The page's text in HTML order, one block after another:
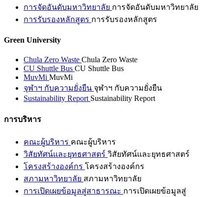
การจัดอันดับมหาวิทยาลัย การจัดอันดับมหาวิทยาลัย
การรับรองหลักสูตร การรับรองหลักสูตร
Green University
Chula Zero Waste Chula Zero Waste
CU Shuttle Bus CU Shuttle Bus
MuvMi MuvMi
จุฬาฯ กับความยั่งยืน จุฬาฯ กับความยั่งยืน
Sustainability Report Sustainability Report
การบริหาร
คณะผู้บริหาร คณะผู้บริหาร
วิสัยทัศน์และยุทธศาสตร์ วิสัยทัศน์และยุทธศาสตร์
โครงสร้างองค์กร โครงสร้างองค์กร
สภามหาวิทยาลัย สภามหาวิทยาลัย
การเปิดเผยข้อมูลสู่สาธารณะ การเปิดเผยข้อมูลสู่